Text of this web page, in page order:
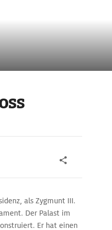
als Zygmunt III.
Der Palast im
Er hat einen